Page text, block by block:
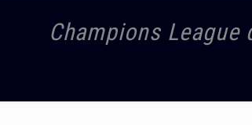
Champions League